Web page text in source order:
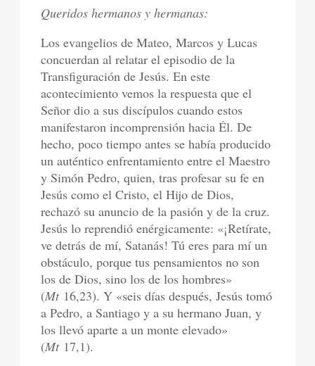
Queridos hermanos y hermanas:
Los evangelios de Mateo, Marcos y Lucas
concuerdan al relatar el episodio de la
Transfiguración de Jesús. En este
acontecimiento vemos la respuesta que el
Señor dio a sus discípulos cuando estos
manifestaron incomprensión hacia Él. De
hecho, poco tiempo antes se había producido
un auténtico enfrentamiento entre el Maestro
y Simón Pedro, quien, tras profesar su fe en
Jesús como el Cristo, el Hijo de Dios,
rechazó su anuncio de la pasión y de la cruz.
Jesús lo reprendió enérgicamente: «¡Retírate,
ve detrás de mí, Satanás! Tú eres para mí un
obstáculo, porque tus pensamientos no son
los de Dios, sino los de los hombres»
(Mt16,23). Y «seis días después, Jesús tomó
a Pedro, a Santiago y a su hermano Juan, y
los llevó aparte a un monte elevado»
(Mt17,1).